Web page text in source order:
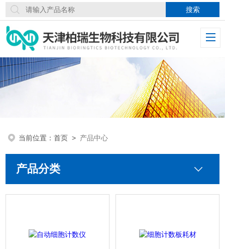
当前位置：首页 > 产品中心
产品分类